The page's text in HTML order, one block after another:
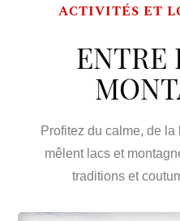
ACTIVITÉS ET
ENTRE
Profitez du calme, de
mêlent lacs et
traditions et